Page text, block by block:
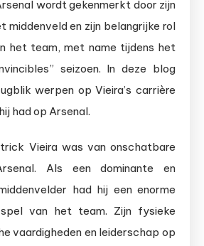
wordt gekenmerkt door zijn
middenveld en zijn belangrijke rol
het team, met name tijdens het
seizoen. In deze blog
werpen op Vieira’s carrière
had op Arsenal.
Vieira was van onschatbare
Als een dominante en
had hij een enorme
van het team. Zijn fysieke
vaardigheden en leiderschap op